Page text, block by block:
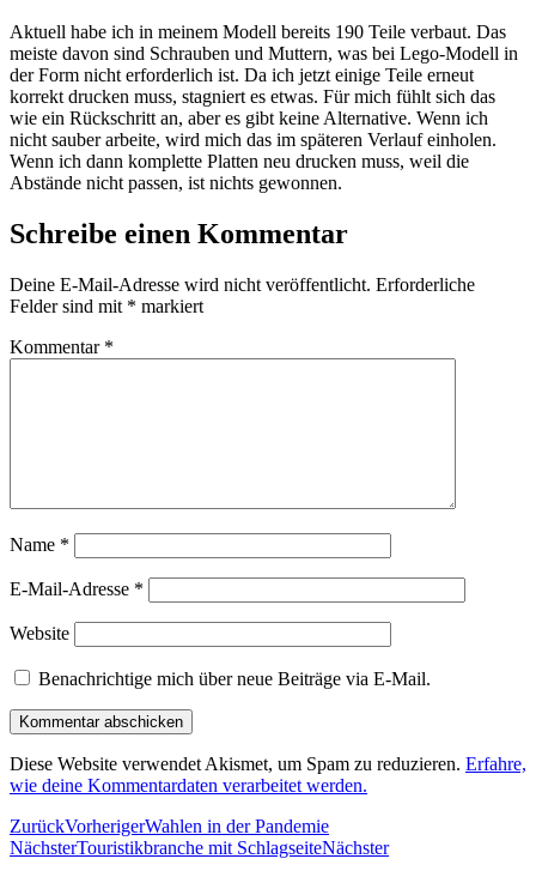
Aktuell habe ich in meinem Modell bereits 190 Teile verbaut. Das
meiste davon sind Schrauben und Muttern, was bei Lego-Modell in
der Form nicht erforderlich ist. Da ich jetzt einige Teile erneut
korrekt drucken muss, stagniert es etwas. Für mich fühlt sich das
wie ein Rückschritt an, aber es gibt keine Alternative. Wenn ich
nicht sauber arbeite, wird mich das im späteren Verlauf einholen.
Wenn ich dann komplette Platten neu drucken muss, weil die
Abstände nicht passen, ist nichts gewonnen.
Schreibe einen Kommentar
Deine E-Mail-Adresse wird nicht veröffentlicht. Erforderliche
Felder sind mit * markiert
Kommentar *
Name *
E-Mail-Adresse *
Website
Benachrichtige mich über neue Beiträge via E-Mail.
Diese Website verwendet Akismet, um Spam zu reduzieren. Erfahre,
wie deine Kommentardaten verarbeitet werden.
ZurückVorherigerWahlen in der Pandemie
NächsterTouristikbranche mit SchlagseiteNächster